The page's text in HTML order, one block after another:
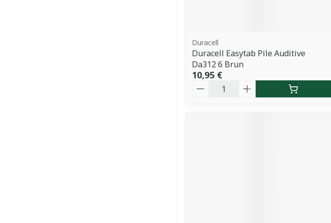
Duracell
Duracell Easytab Pile Auditive
Da312 6 Brun
10,95 €
Quantité